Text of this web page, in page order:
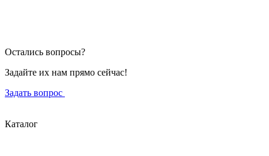
Остались вопросы?
Задайте их нам прямо сейчас!
Задать вопрос
Каталог